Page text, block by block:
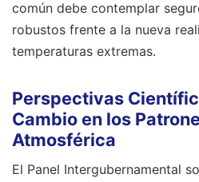
común debe contemplar
robustos frente a la nueva
temperaturas extremas.
Perspectivas
Cambio en los
Atmosférica
El Panel Intergubernamental